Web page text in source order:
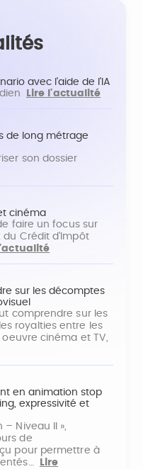
avec l'aide de l'IA
Lire l'actualité
de long métrage
son dossier
cinéma
faire un focus sur
du Crédit d'Impôt
sur les décomptes
comprendre sur les
royalties entre les
cinéma et TV,
en animation stop
expressivité et
Niveau II »,
de
pour permettre à
Lire